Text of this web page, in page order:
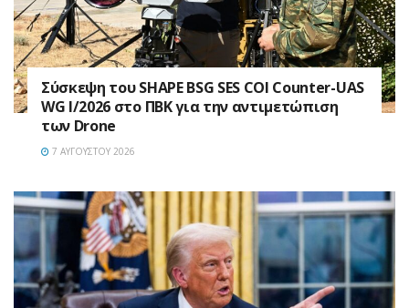
Σύσκεψη του SHAPE BSG SES COI Counter-UAS
WG I/2026 στο ΠΒΚ για την αντιμετώπιση
των Drone
7 ΑΥΓΟΎΣΤΟΥ 2026